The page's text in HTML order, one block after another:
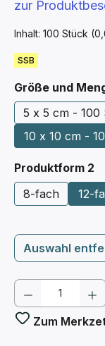
Inhalt: 100 Stück
SSB
zur
Größe und
5 x 5 cm - 100
10 x 10 cm -
Produktform 2
8-fach
12-
Auswahl
Produkt
Zum